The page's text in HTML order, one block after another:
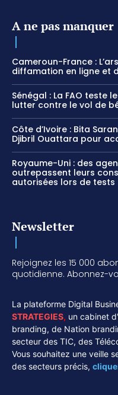
A ne pas manquer
Cameroun-France :
diffamation en ligne et
Sénégal : La FAO teste
lutter contre le vol de
Côte d’Ivoire : Bita
Djibril Ouattara pour
Royaume-Uni : des
outrepassent leurs
autorisées lors de tests
Newsletter
Rejoignez les 15 000
quotidienne. Abonnez-
La plateforme Digital
STRATEGIES, un cabinet
branding, de Nation
secteur des TIC, des
Vous souhaitez une veille
des secteurs précis,